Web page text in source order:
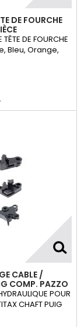
DE FOURCHE
DE FOURCHE
Bleu, Orange,
alu + écrou
!!!
CABLE /
COMP. PAZZO
X1
POUR
CHAFT PUIG